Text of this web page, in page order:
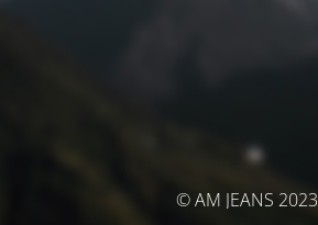
© AM JEANS 2023